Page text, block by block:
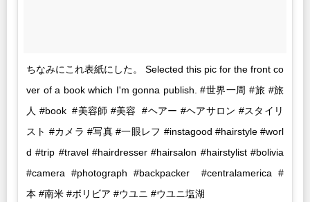
ちなみにこれ表紙にした。 Selected this pic for the front co
ver of a book which I'm gonna publish. #世界一周 #旅 #旅
人 #book #美容師 #美容 #ヘアー #ヘアサロン #スタイリ
スト #カメラ #写真 #一眼レフ #instagood #hairstyle #worl
d #trip #travel #hairdresser #hairsalon #hairstylist #bolivia
#camera #photograph #backpacker #centralamerica #
本 #南米 #ボリビア #ウユニ #ウユニ塩湖